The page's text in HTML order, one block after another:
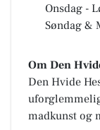
Onsdag -
Søndag &
Om Den
Den Hvide
madkunst og